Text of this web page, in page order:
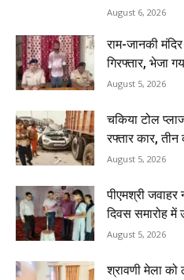
August 6, 2026
राम-जानकी
गिरफ्तार, भेजा
August 5, 2026
चकिया टोल
रफ्तार कार,
August 5, 2026
पीएमश्री जवाहर
दिवस समारोह
August 5, 2026
श्रावणी मेला